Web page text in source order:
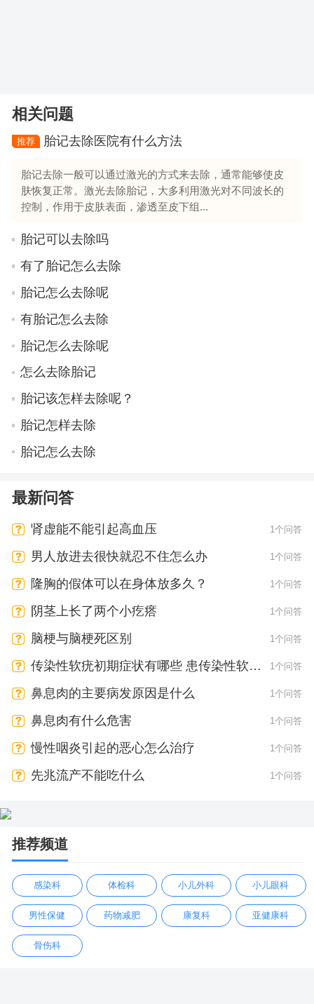
相关问题
推荐 胎记去除医院有什么方法
胎记去除一般可以通过激光的方式来去除，通常能够使皮
肤恢复正常。激光去除胎记，大多利用激光对不同波长的
控制，作用于皮肤表面，渗透至皮下组...
胎记可以去除吗
有了胎记怎么去除
胎记怎么去除呢
有胎记怎么去除
胎记怎么去除呢
怎么去除胎记
胎记该怎样去除呢？
胎记怎样去除
胎记怎么去除
最新问答
肾虚能不能引起高血压 1个问答
男人放进去很快就忍不住怎么办 1个问答
隆胸的假体可以在身体放多久？ 1个问答
阴茎上长了两个小疙瘩 1个问答
脑梗与脑梗死区别 1个问答
传染性软疣初期症状有哪些 患传染性软疣
会有疼痛感吗
1个问答
鼻息肉的主要病发原因是什么 1个问答
鼻息肉有什么危害 1个问答
慢性咽炎引起的恶心怎么治疗 1个问答
先兆流产不能吃什么 1个问答
推荐频道
感染科 体检科 小儿外科 小儿眼科
男性保健 药物减肥 康复科 亚健康科
骨伤科